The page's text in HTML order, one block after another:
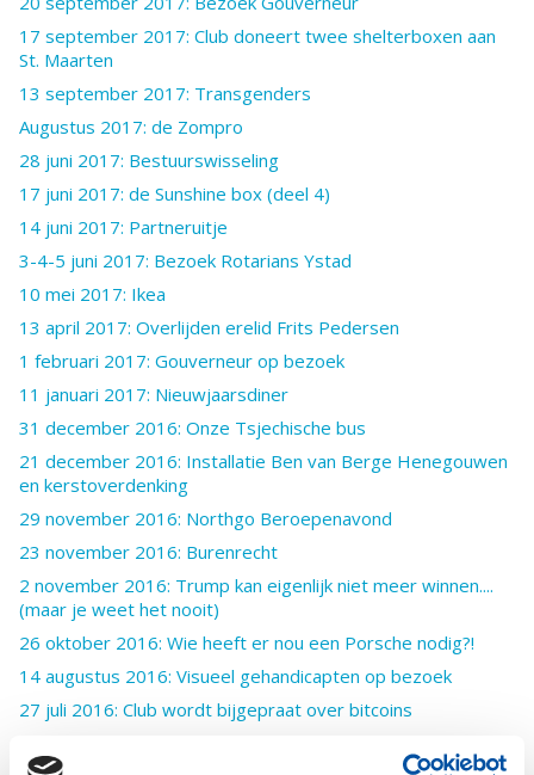
17 september 2017: Club doneert twee shelterboxen aan
St. Maarten
13 september 2017: Transgenders
Augustus 2017: de Zompro
28 juni 2017: Bestuurswisseling
17 juni 2017: de Sunshine box (deel 4)
14 juni 2017: Partneruitje
3-4-5 juni 2017: Bezoek Rotarians Ystad
10 mei 2017: Ikea
13 april 2017: Overlijden erelid Frits Pedersen
1 februari 2017: Gouverneur op bezoek
11 januari 2017: Nieuwjaarsdiner
31 december 2016: Onze Tsjechische bus
21 december 2016: Installatie Ben van Berge Henegouwen
en kerstoverdenking
29 november 2016: Northgo Beroepenavond
23 november 2016: Burenrecht
2 november 2016: Trump kan eigenlijk niet meer winnen....
(maar je weet het nooit)
26 oktober 2016: Wie heeft er nou een Porsche nodig?!
14 augustus 2016: Visueel gehandicapten op bezoek
27 juli 2016: Club wordt bijgepraat over bitcoins